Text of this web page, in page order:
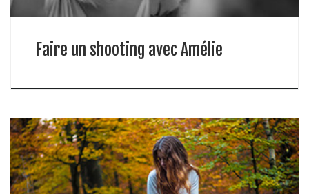
Faire un shooting avec Amélie